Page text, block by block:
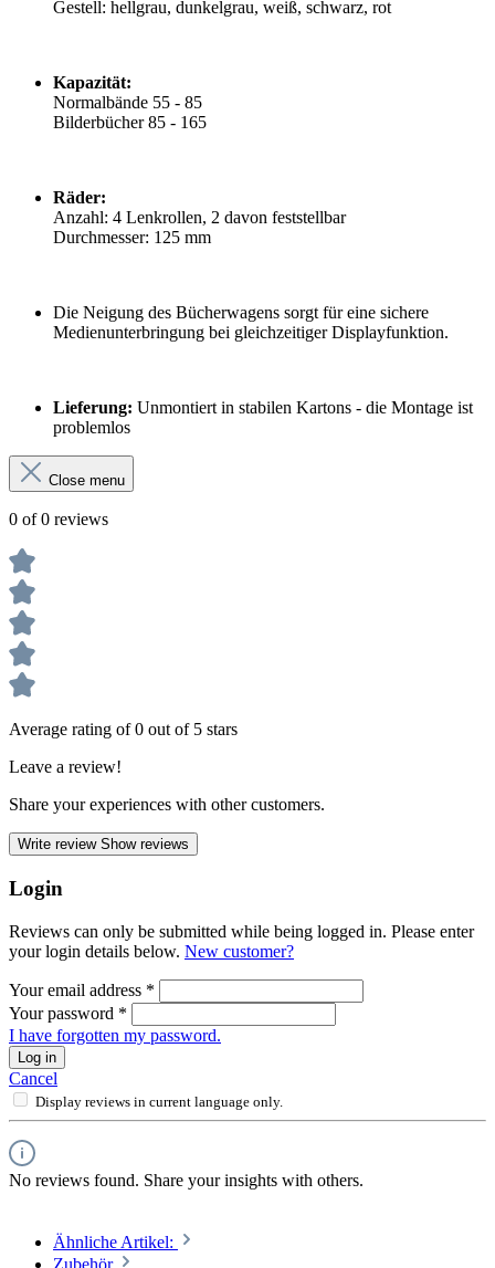
Gestell: hellgrau, dunkelgrau, weiß, schwarz, rot
Kapazität:
Normalbände 55 - 85
Bilderbücher 85 - 165
Räder:
Anzahl: 4 Lenkrollen, 2 davon feststellbar
Durchmesser: 125 mm
Die Neigung des Bücherwagens sorgt für eine sichere
Medienunterbringung bei gleichzeitiger Displayfunktion.
Lieferung: Unmontiert in stabilen Kartons - die Montage ist
problemlos
Close menu
0 of 0 reviews
Average rating of 0 out of 5 stars
Leave a review!
Share your experiences with other customers.
Write review Show reviews
Login
Reviews can only be submitted while being logged in. Please enter
your login details below. New customer?
Your email address *
Your password *
I have forgotten my password.
Log in
Cancel
Display reviews in current language only.
No reviews found. Share your insights with others.
Ähnliche Artikel:
Zubehör